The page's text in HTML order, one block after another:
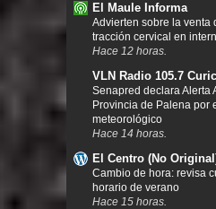
El Maule Informa
Advierten sobre la venta
tracción cervical en
Hace 12 horas.
VLN Radio 105.7
Senapred declara Alerta
Provincia de Palena por
meteorológico
Hace 14 horas.
El Centro (No
Cambio de hora: revisa
horario de verano
Hace 15 horas.